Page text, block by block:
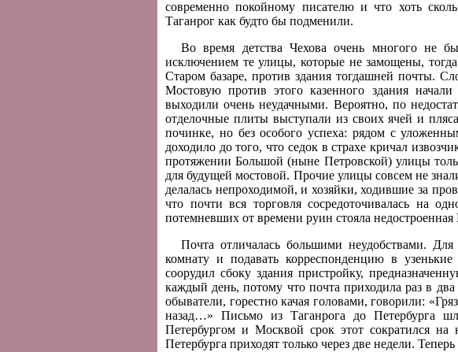
современно покойному писателю и что хоть
Таганрог как будто бы подменили.
Во время детства Чехова очень многого не
исключением те улицы, которые не замощены,
Старом базаре, против здания тогдашней почты.
Мостовую против этого казенного здания
выходили очень неудачными. Вероятно, по
отделочные плиты выступали из своих ячей и
починке, но без особого успеха: рядом с
доходило до того, что седок в страхе кричал
протяжении Большой (ныне Петровской) улицы
для будущей мостовой. Прочие улицы совсем не
делалась непроходимой, и хозяйки, ходившие за
что почти вся торговля сосредоточивалась на
потемневших от времени руин стояла
Почта отличалась большими неудобствами.
комнату и подавать корреспонденцию в
соорудил сбоку здания пристройку,
каждый день, потому что почта приходила раз в
обыватели, горестно качая головами, говорили:
назад…» Письмо из Таганрога до Петербурга
Петербургом и Москвой срок этот сократился на
Петербурга приходят только через две недели.